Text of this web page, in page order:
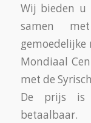
Wij bieden u
samen
Mondiaal
met de
De prijs is
betaalbaar.